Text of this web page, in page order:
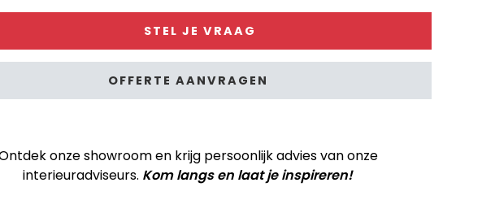
STEL JE VRAAG
OFFERTE AANVRAGEN
onze showroom en krijg persoonlijk advies van onze
interieuradviseurs. Kom langs en laat je inspireren!